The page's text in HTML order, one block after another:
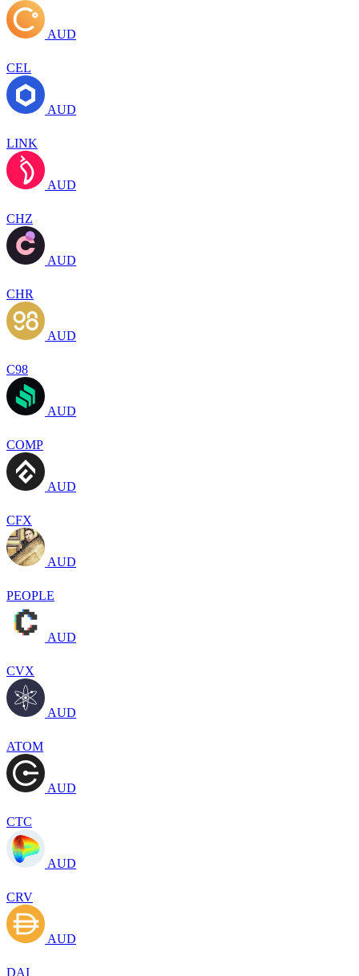
AUD
CEL
AUD
LINK
AUD
CHZ
AUD
CHR
AUD
C98
AUD
COMP
AUD
CFX
AUD
PEOPLE
AUD
CVX
AUD
ATOM
AUD
CTC
AUD
CRV
AUD
DAI